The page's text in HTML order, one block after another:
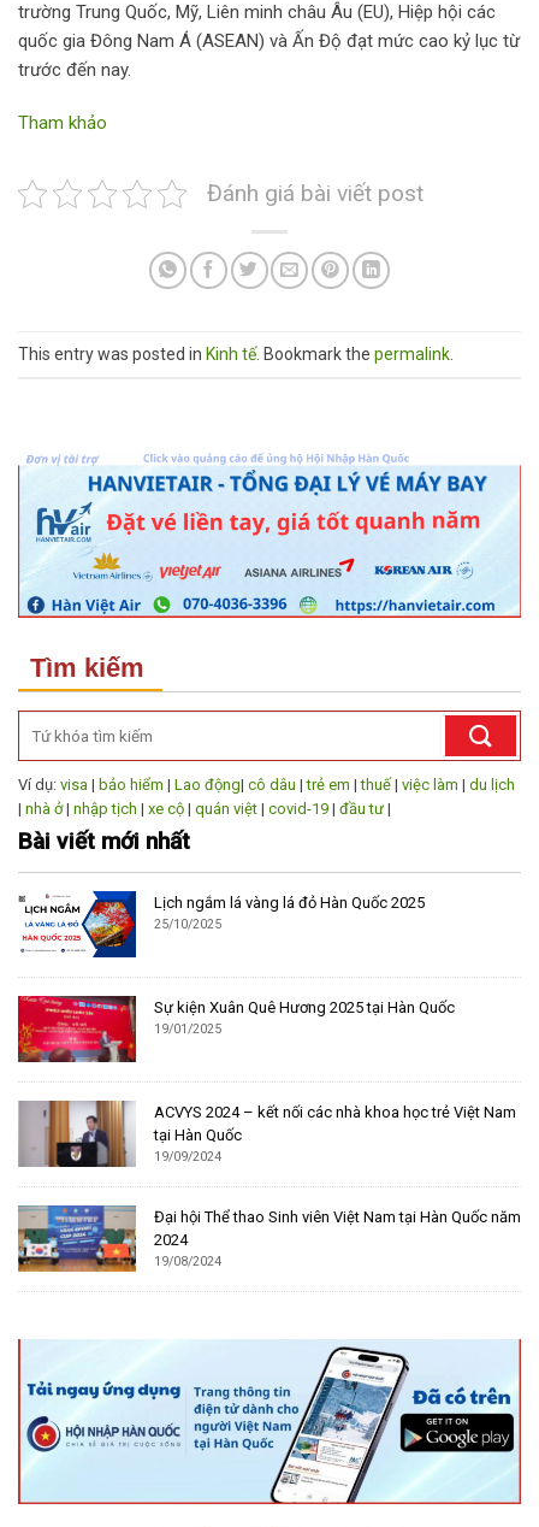
trường Trung Quốc, Mỹ, Liên minh châu Âu (EU), Hiệp hội các
quốc gia Đông Nam Á (ASEAN) và Ấn Độ đạt mức cao kỷ lục từ
trước đến nay.
Tham khảo
Đánh giá bài viết post
This entry was posted in Kinh tế. Bookmark the permalink
Tìm kiếm
Ví dụ: visa | bảo hiểm | Lao động| cô dâu |trẻ em |thuế| việc làm | du lịch
| nhà ở| nhập tịch | xe cộ | quán việt | covid-19 | đầu tư |
Bài viết mới nhất
Lịch ngắm lá vàng lá đỏ Hàn Quốc 2025
25/10/2025
Sự kiện Xuân Quê Hương 2025 tại Hàn Quốc
19/01/2025
ACVYS 2024 – kết nối các nhà khoa học trẻ Việt Nam
tại Hàn Quốc
19/09/2024
Đại hội Thể thao Sinh viên Việt Nam tại Hàn Quốc năm
2024
19/08/2024